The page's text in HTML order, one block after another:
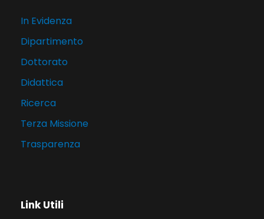
In Evidenza
Dipartimento
Dottorato
Didattica
Ricerca
Terza Missione
Trasparenza
Link Utili